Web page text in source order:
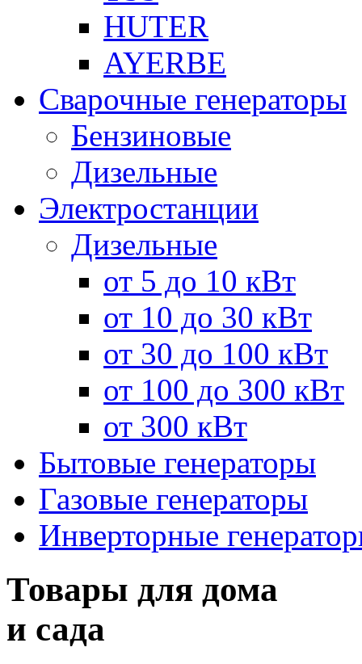
HUTER
AYERBE
Сварочные генераторы
Бензиновые
Дизельные
Электростанции
Дизельные
от 5 до 10 кВт
от 10 до 30 кВт
от 30 до 100 кВт
от 100 до 300 кВт
от 300 кВт
Бытовые генераторы
Газовые генераторы
Инверторные
Товары для дома
и сада